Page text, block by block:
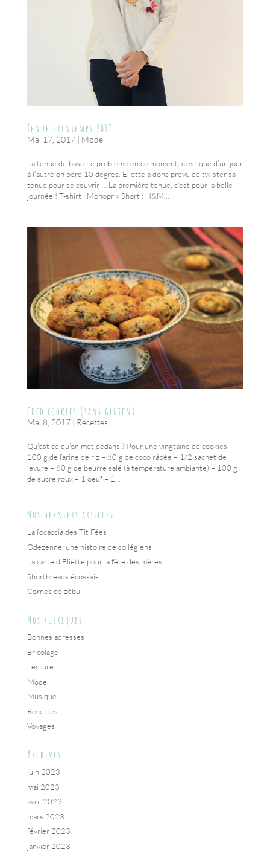
Tenue printemps 2017
Mai 17, 2017| Mode
La tenue de base Le problème en ce moment, c’est que d’un jour
à l’autre on perd 10 degrés. Eliette a donc prévu de twister sa
tenue pour se couvrir … La première tenue, c’est pour la belle
journée ! T-shirt : Monoprix Short : H&M...
Coco cookies (sans gluten)
Mai 8, 2017| Recettes
Qu’est ce qu’on met dedans ? Pour une vingtaine de cookies –
100 g de farine de riz – 80 g de coco râpée – 1/2 sachet de
levure – 60 g de beurre salé (à température ambiante) – 100 g
de sucre roux – 1 oeuf – 1...
Nos derniers articles
La focaccia des Tit Fées
Odezenne, une histoire de collégiens
La carte d’Eliette pour la fête des mères
Shortbreads écossais
Cornes de zébu
Nos rubriques
Bonnes adresses
Bricolage
Lecture
Mode
Musique
Recettes
Voyages
Archives
juin 2023
mai 2023
avril 2023
mars 2023
février 2023
janvier 2023